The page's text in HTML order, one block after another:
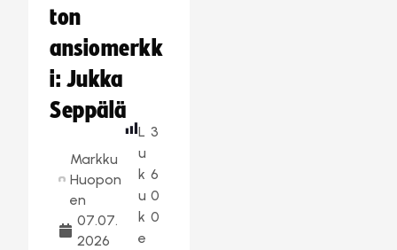
ton
ansiomerkk
i: Jukka
Seppälä
Markku
Huopon
en
07.07.
2026
L
u
k
u
k
e
3
6
0
0